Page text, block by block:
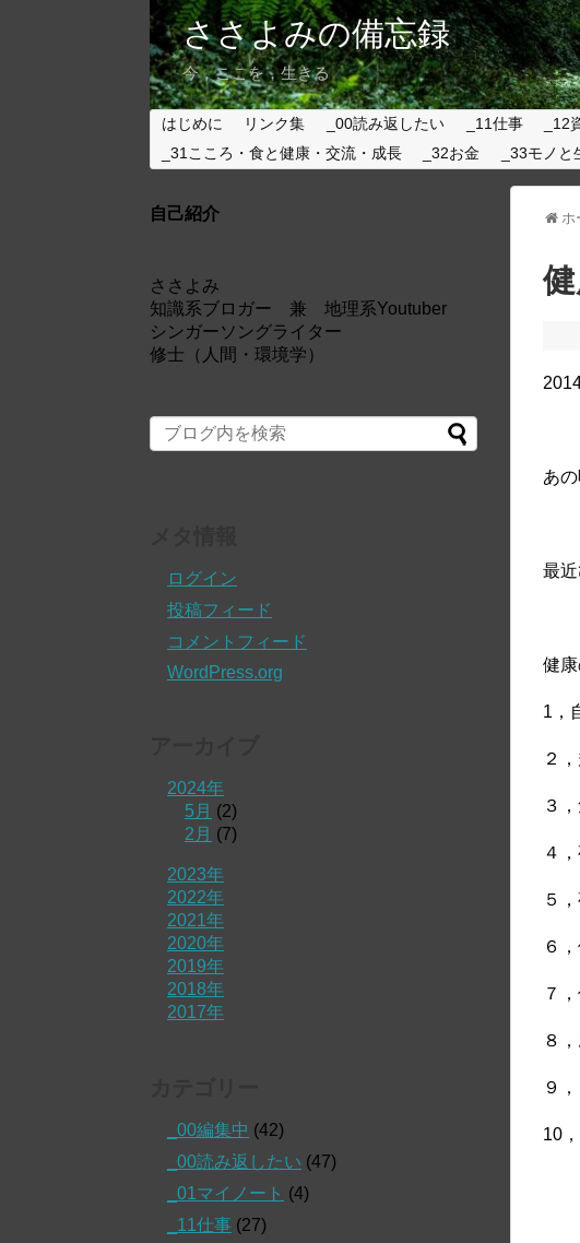
ささよみの備忘録
今，ここを，生きる
はじめに リンク集 _00読み返したい _11仕事 _12
_31こころ・食と健康・交流・成長
_32お金 _33モノと
ホ
あ
最
健
1，
２
３
４
５
６
７
８
９
10
自己紹介
ささよみ
知識系ブロガー 兼 地理系Youtuber
シンガーソングライター
修士（人間・環境学）
ログイン
投稿フィード
コメントフィード
WordPress.org
2024年
5月 (2)
2月 (7)
2023年
2022年
2021年
2020年
2019年
2018年
2017年
_00編集中 (42)
_00読み返したい (47)
_01マイノート (4)
_11仕事 (27)